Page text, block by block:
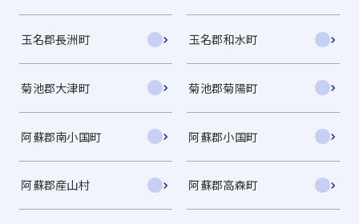
玉名郡長洲町 玉名郡和水町
菊池郡大津町 菊池郡菊陽町
阿蘇郡南小国町 阿蘇郡小国町
阿蘇郡産山村 阿蘇郡高森町